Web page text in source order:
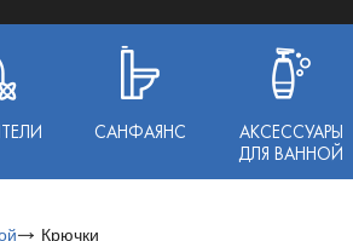
САНФАЯНС
АКСЕССУАРЫ
ДЛЯ ВАННОЙ
Крючки